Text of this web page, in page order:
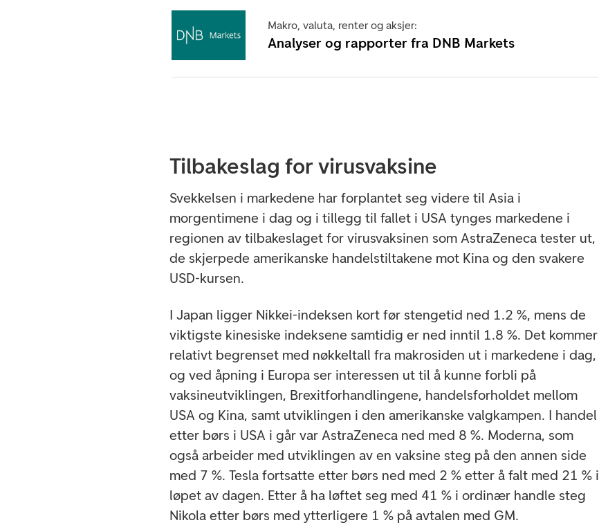
Makro, valuta, renter og aksjer:
Analyser og rapporter fra DNB Markets
Tilbakeslag for virusvaksine
Svekkelsen i markedene har forplantet seg videre til Asia i
morgentimene i dag og i tillegg til fallet i USA tynges markedene i
regionen av tilbakeslaget for virusvaksinen som AstraZeneca tester ut,
de skjerpede amerikanske handelstiltakene mot Kina og den svakere
USD-kursen.
I Japan ligger Nikkei-indeksen kort før stengetid ned 1.2 %, mens de
viktigste kinesiske indeksene samtidig er ned inntil 1.8 %. Det kommer
relativt begrenset med nøkkeltall fra makrosiden ut i markedene i dag,
og ved åpning i Europa ser interessen ut til å kunne forbli på
vaksineutviklingen, Brexitforhandlingene, handelsforholdet mellom
USA og Kina, samt utviklingen i den amerikanske valgkampen. I handel
etter børs i USA i går var AstraZeneca ned med 8 %. Moderna, som
også arbeider med utviklingen av en vaksine steg på den annen side
med 7 %. Tesla fortsatte etter børs ned med 2 % etter å falt med 21 % i
løpet av dagen. Etter å ha løftet seg med 41 % i ordinær handle steg
Nikola etter børs med ytterligere 1 % på avtalen med GM.